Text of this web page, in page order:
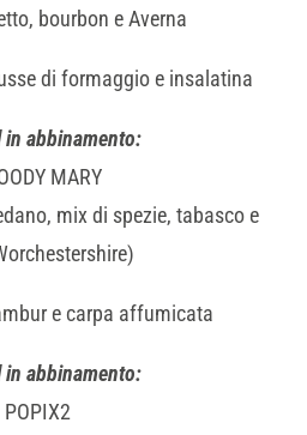
bourbon e Averna
di formaggio e insalatina
in abbinamento:
MARY
mix di spezie, tabasco e
e carpa affumicata
in abbinamento:
POPIX2